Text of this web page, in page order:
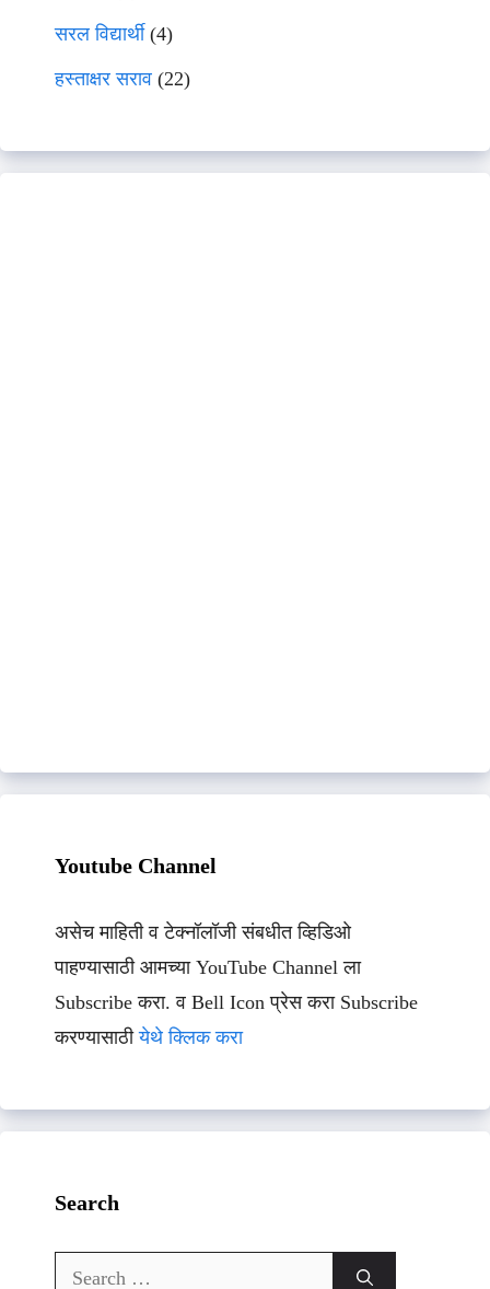
सरल विद्यार्थी(4)
हस्ताक्षर सराव (22)
Youtube Channel
असेच माहिती व टेक्नॉलॉजी संबधीत व्हिडिओ
पाहण्यासाठी आमच्या YouTube Channel ला
Subscribe करा. व Bell Icon प्रेस करा Subscribe
करण्यासाठीयेथे क्लिक करा
Search
Search